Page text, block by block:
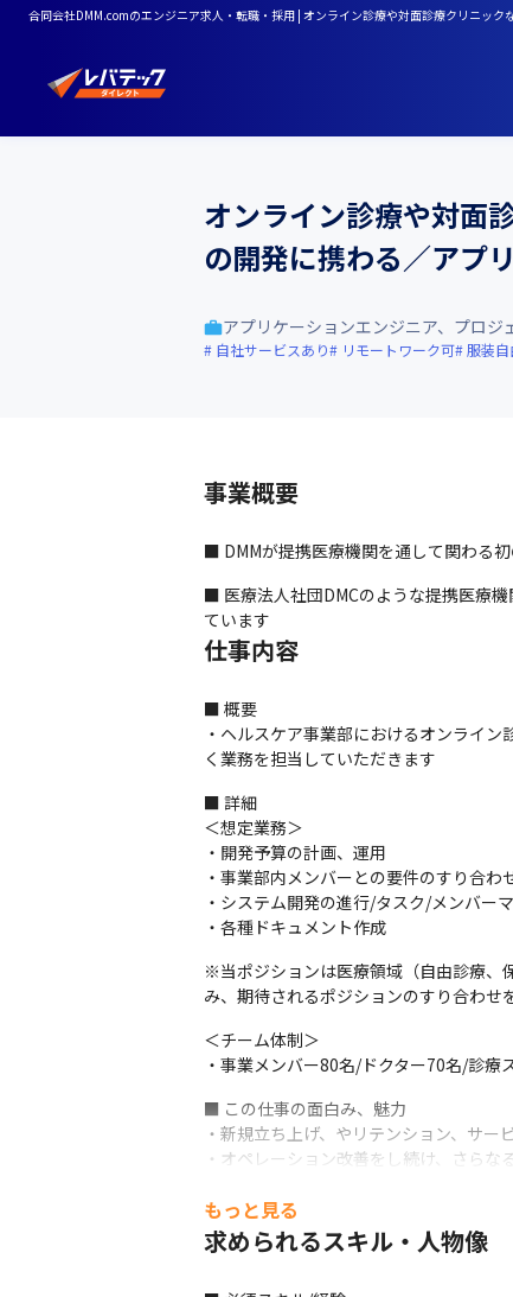
合同会社DMM.comのエンジニア求人・転職・採用 | オンライン診療や対面診療クリニッ
オンライン診療や対面
の開発に携わる／アプ
アプリケーションエンジニア、プロジ
自社サービスあり リモートワーク可 服装自
事業概要
■ DMMが提携医療機関を通して関わる
■ 医療法人社団DMCのような提携医療
ています
仕事内容
■ 概要
・ヘルスケア事業部におけるオンライ
く業務を担当していただきます
■ 詳細
＜想定業務＞
・開発予算の計画、運用
・事業部内メンバーとの要件のすり合わ
・システム開発の進行/タスク/メンバー
・各種ドキュメント作成
※当ポジションは医療領域（自由診療、
み、期待されるポジションのすり合わせ
＜チーム体制＞
・事業メンバー80名/ドクター70名/診療
■ この仕事の面白み、魅力
・新規立ち上げ、やリテンション、サ
・オペレーション改善をし続け、さら
・医療ビジネスの新領域という、希少性
・エンドユーザーとの距離も近いため、
もっと見る
求められるスキル・人物像